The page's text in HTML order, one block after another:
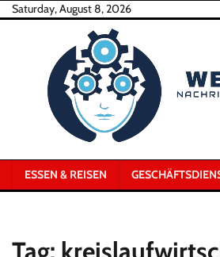
SkipSaturday, August 8, 2026
ESSEN & REISEN